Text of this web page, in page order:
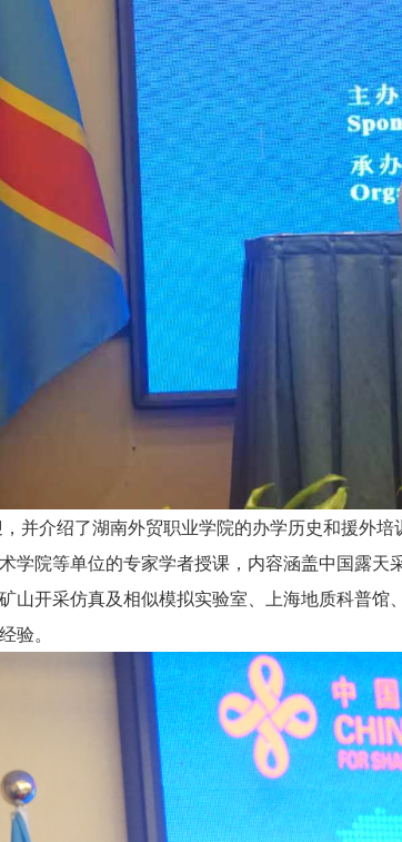
介绍了湖南外贸职业学院的办学历史和援外
学院等单位的专家学者授课，内容涵盖中国露
开采仿真及相似模拟实验室、上海地质科普
验。